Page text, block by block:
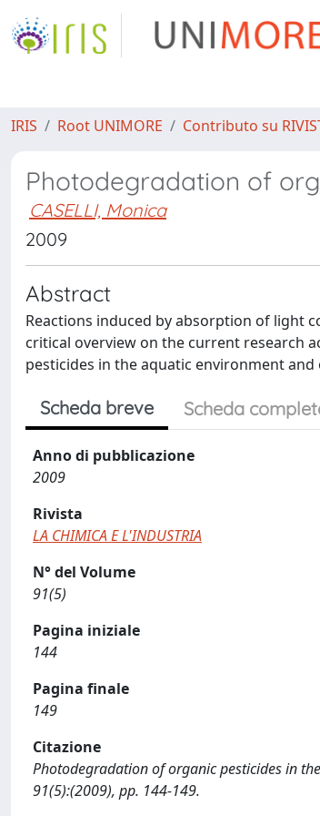
IRIS Root UNIMORE Contributo su
Photodegradation of
CASELLI, Monica
2009
Abstract
Reactions induced by absorption of light
critical overview on the current research
pesticides in the aquatic environment
Scheda breve Scheda
Anno di pubblicazione
2009
Rivista
LA CHIMICA E L'INDUSTRIA
N° del Volume
91(5)
Pagina iniziale
144
Pagina finale
149
Citazione
Photodegradation of organic pesticides in the
91(5):(2009), pp. 144-149.